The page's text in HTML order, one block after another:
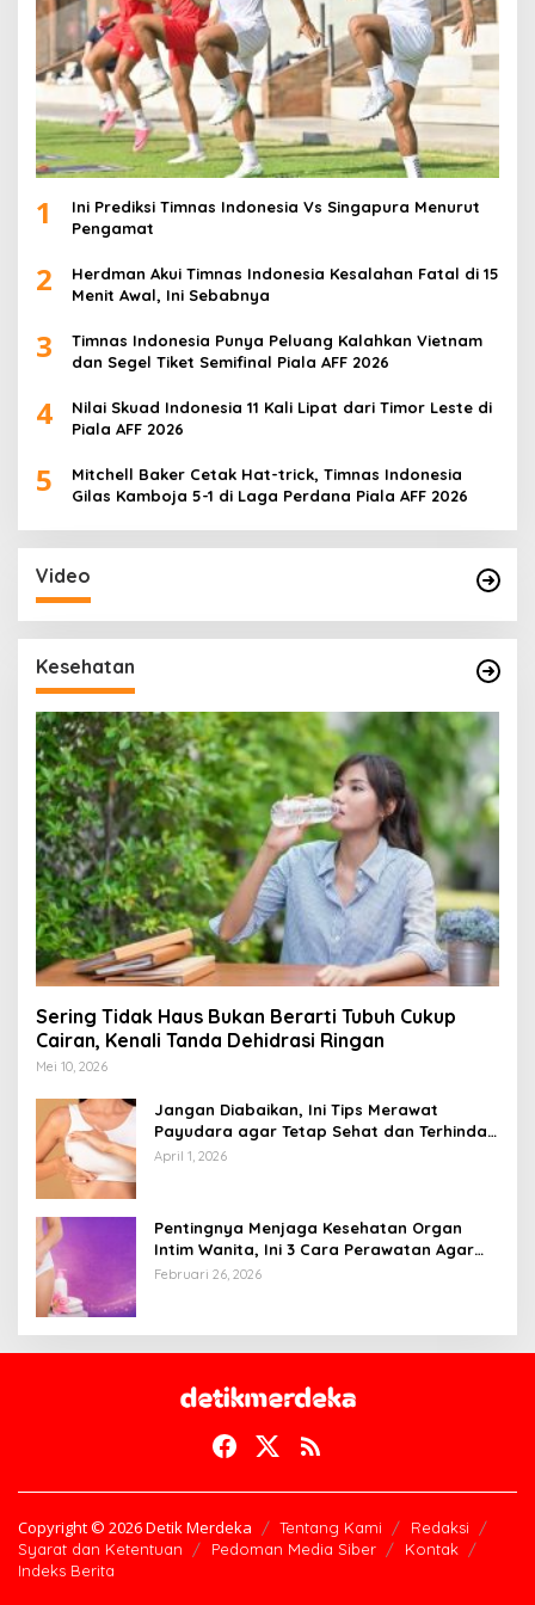
1
Ini Prediksi Timnas Indonesia Vs Singapura Menurut
Pengamat
2
Herdman Akui Timnas Indonesia Kesalahan Fatal di 15
Menit Awal, Ini Sebabnya
3
Timnas Indonesia Punya Peluang Kalahkan Vietnam
dan Segel Tiket Semifinal Piala AFF 2026
4
Nilai Skuad Indonesia 11 Kali Lipat dari Timor Leste di
Piala AFF 2026
5
Mitchell Baker Cetak Hat-trick, Timnas Indonesia
Gilas Kamboja 5-1 di Laga Perdana Piala AFF 2026
Video
Kesehatan
Sering Tidak Haus Bukan Berarti Tubuh Cukup
Cairan, Kenali Tanda Dehidrasi Ringan
Mei 10, 2026
Jangan Diabaikan, Ini Tips Merawat
Payudara agar Tetap Sehat dan Terhindar
dari Risiko Penyakit
April 1, 2026
Pentingnya Menjaga Kesehatan Organ
Intim Wanita, Ini 3 Cara Perawatan Agar
Tetap Bersih
Februari 26, 2026
Copyright © 2026 Detik Merdeka Tentang Kami
Redaksi
Syarat dan Ketentuan
Pedoman Media Siber
Kontak
Indeks Berita